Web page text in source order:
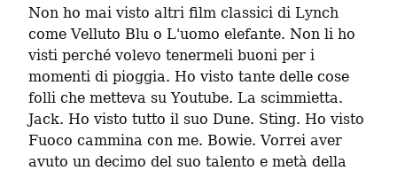
Non ho mai visto altri film classici di Lynch
come Velluto Blu o L'uomo elefante. Non li ho
visti perché volevo tenermeli buoni per i
momenti di pioggia. Ho visto tante delle cose
folli che metteva su Youtube. La scimmietta.
Jack. Ho visto tutto il suo Dune. Sting. Ho visto
Fuoco cammina con me. Bowie. Vorrei aver
avuto un decimo del suo talento e metà della